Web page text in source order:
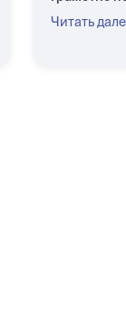
Читать